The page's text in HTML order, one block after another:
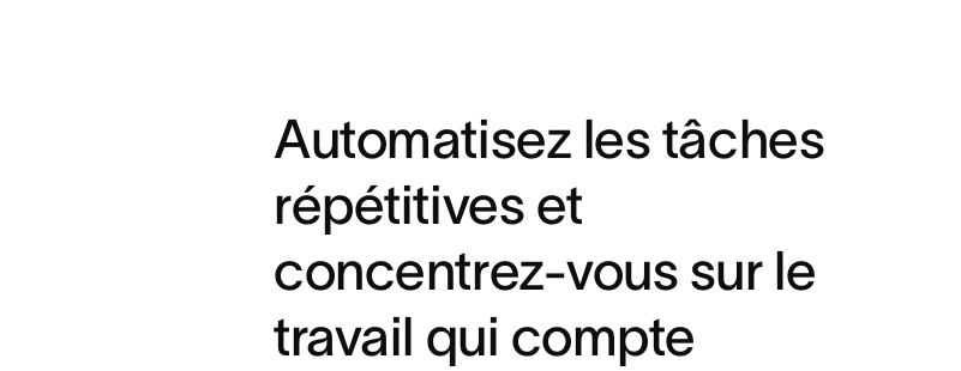
Automatisez les tâches
répétitives et
concentrez-vous sur le
travail qui compte